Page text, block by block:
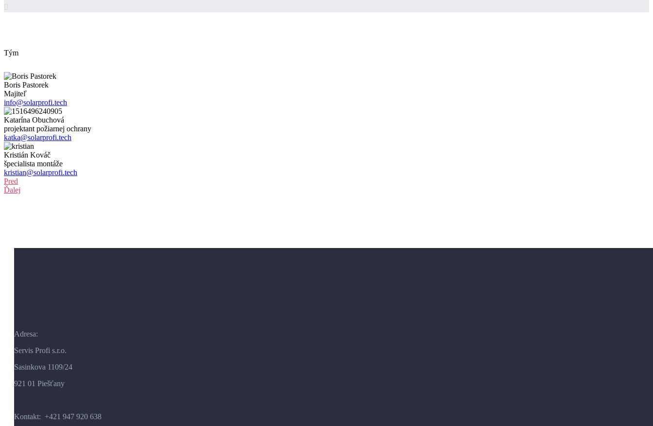
Tým
Boris Pastorek
Majiteľ
info@solarprofi.tech
Katarína Obuchová
projektant požiarnej ochrany
katka@solarprofi.tech
Kristián Kováč
špecialista montáže
kristian@solarprofi.tech
Pred
Ďalej
Adresa:
Servis Profi s.r.o.
Sasinkova 1109/24
921 01 Piešťany
Kontakt: +421 947 920 638